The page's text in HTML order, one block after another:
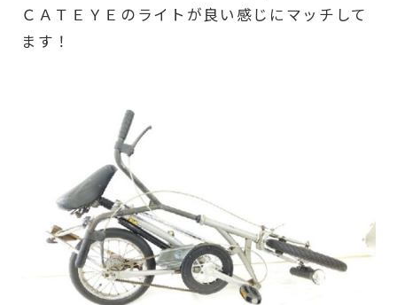
ＣＡＴＥＹＥのライトが良い感じにマッチして
ます！